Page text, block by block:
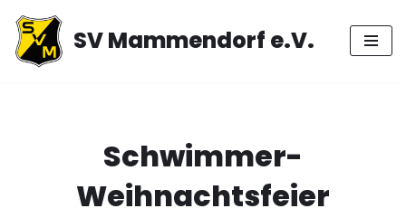
Zum
Inhalt
SV Mammendorf e.V.
Schwimmer-
Weihnachtsfeier